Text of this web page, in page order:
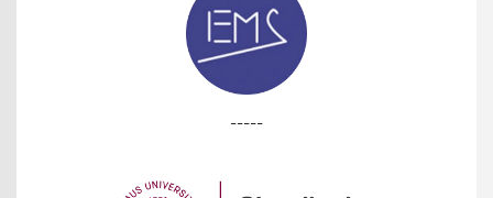
-----